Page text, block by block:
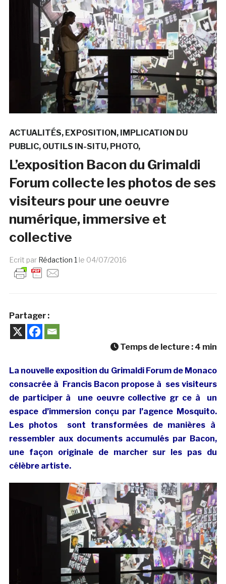
ACTUALITÉS EXPOSITION IMPLICATION DU
PUBLIC OUTILS IN-SITU PHOTO
L’exposition Bacon du Grimaldi
Forum collecte les photos de ses
visiteurs pour une oeuvre
numérique, immersive et
collective
Ecrit par Rédaction 1 le 04/07/2016
Partager :
Temps de lecture : 4 min
La nouvelle exposition du Grimaldi Forum de Monaco
consacrée à Francis Bacon propose à ses visiteurs
de participer à une oeuvre collective gr ce à un
espace d’immersion conçu par l’agence Mosquito.
Les photos sont transformées de manières à
ressembler aux documents accumulés par Bacon,
une façon originale de marcher sur les pas du
célèbre artiste.